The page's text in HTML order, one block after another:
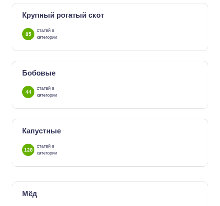
Крупный рогатый скот
85
статей в
категории
Бобовые
44
статей в
категории
Капустные
128
статей в
категории
Мёд